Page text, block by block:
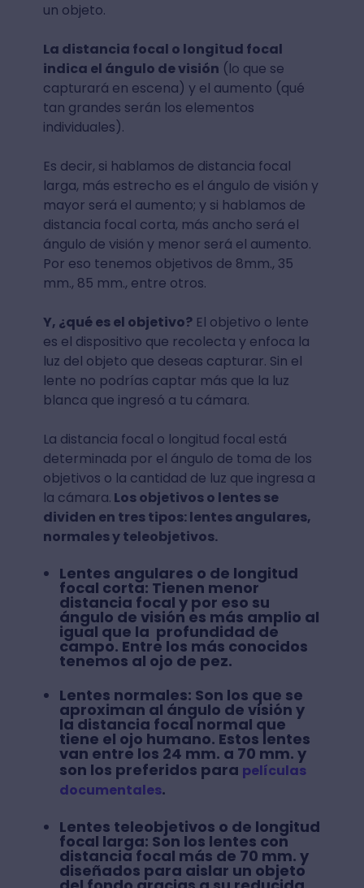
un objeto.
La distancia focal o longitud focal
indica el ángulo de visión (lo que se
capturará en escena) y el aumento (qué
tan grandes serán los elementos
individuales).
Es decir, si hablamos de distancia focal
larga, más estrecho es el ángulo de visión y
mayor será el aumento; y si hablamos de
distancia focal corta, más ancho será el
ángulo de visión y menor será el aumento.
Por eso tenemos objetivos de 8mm., 35
mm., 85 mm., entre otros.
Y, ¿qué es el objetivo?El objetivo o lente
es el dispositivo que recolecta y enfoca la
luz del objeto que deseas capturar. Sin el
lente no podrías captar más que la luz
blanca que ingresó a tu cámara.
La distancia focal o longitud focal está
determinada por el ángulo de toma de los
objetivos o la cantidad de luz que ingresa a
la cámara. Los objetivos o lentes se
dividen en tres tipos: lentes angulares,
normales y teleobjetivos.
Lentes angulares o de longitud
focal corta: Tienen menor
distancia focal y por eso su
ángulo de visión es más amplio al
igual que la profundidad de
campo. Entre los más conocidos
tenemos al ojo de pez.
Lentes normales: Son los que se
aproximan al ángulo de visión y
la distancia focal normal que
tiene el ojo humano. Estos lentes
van entre los 24 mm. a 70 mm. y
son los preferidos para películas
documentales.
Lentes teleobjetivos o de longitud
focal larga: Son los lentes con
distancia focal más de 70 mm. y
diseñados para aislar un objeto